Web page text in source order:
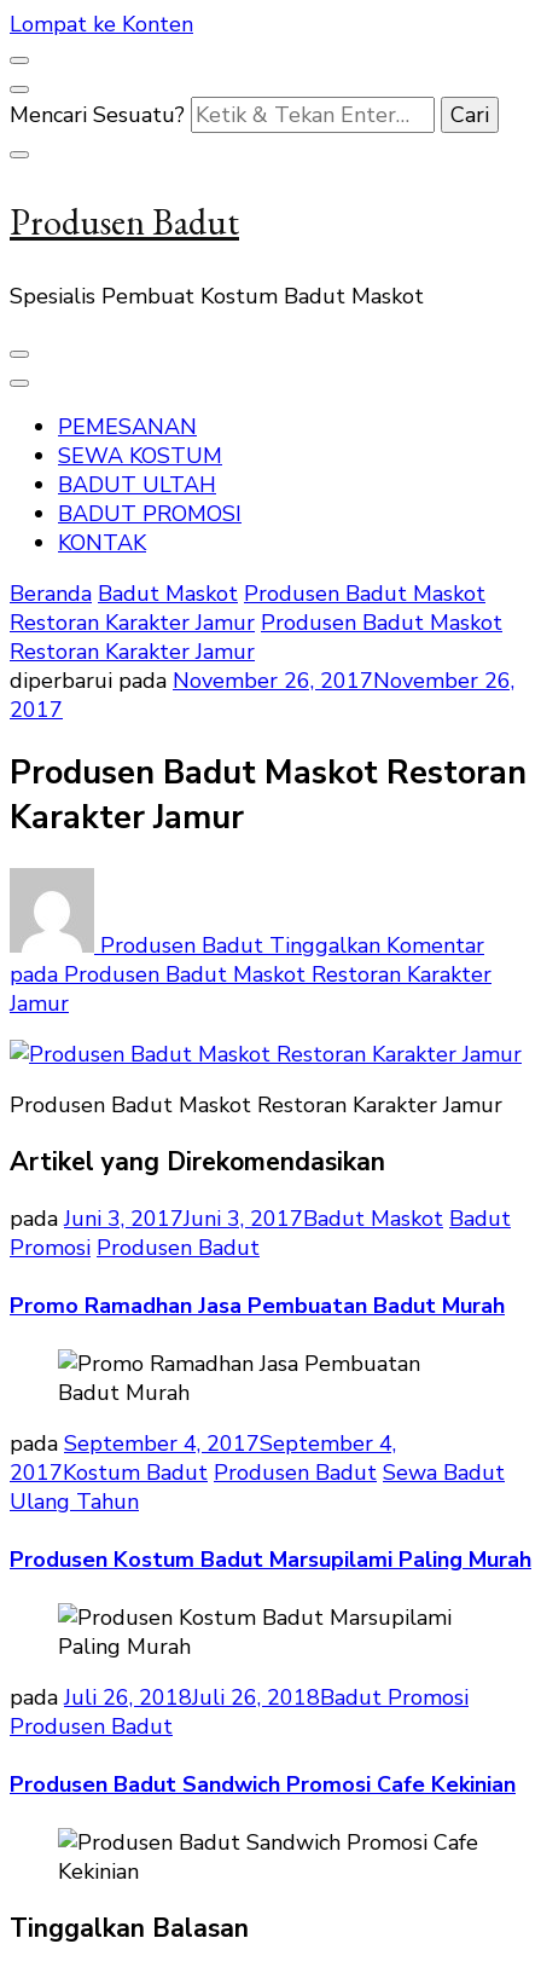
Lompat ke Konten
Mencari Sesuatu?
Produsen Badut
Spesialis Pembuat Kostum Badut Maskot
PEMESANAN
SEWA KOSTUM
BADUT ULTAH
BADUT PROMOSI
KONTAK
Beranda Badut Maskot Produsen Badut Maskot
Restoran Karakter Jamur Produsen Badut Maskot
Restoran Karakter Jamur
diperbarui pada November 26, 2017November 26,
2017
Produsen Badut Maskot Restoran
Karakter Jamur
Produsen Badut Tinggalkan Komentar
pada Produsen Badut Maskot Restoran Karakter
Jamur
Produsen Badut Maskot Restoran Karakter Jamur
Artikel yang Direkomendasikan
padaJuni 3, 2017Juni 3, 2017Badut Maskot Badut
Promosi Produsen Badut
Promo Ramadhan Jasa Pembuatan Badut Murah
pada September 4, 2017September 4,
2017Kostum Badut Produsen Badut Sewa Badut
Ulang Tahun
Produsen Kostum Badut Marsupilami Paling Murah
padaJuli 26, 2018Juli 26, 2018Badut Promosi
Produsen Badut
Produsen Badut Sandwich Promosi Cafe Kekinian
Tinggalkan Balasan